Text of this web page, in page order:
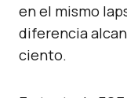
en el mismo
diferencia
ciento.